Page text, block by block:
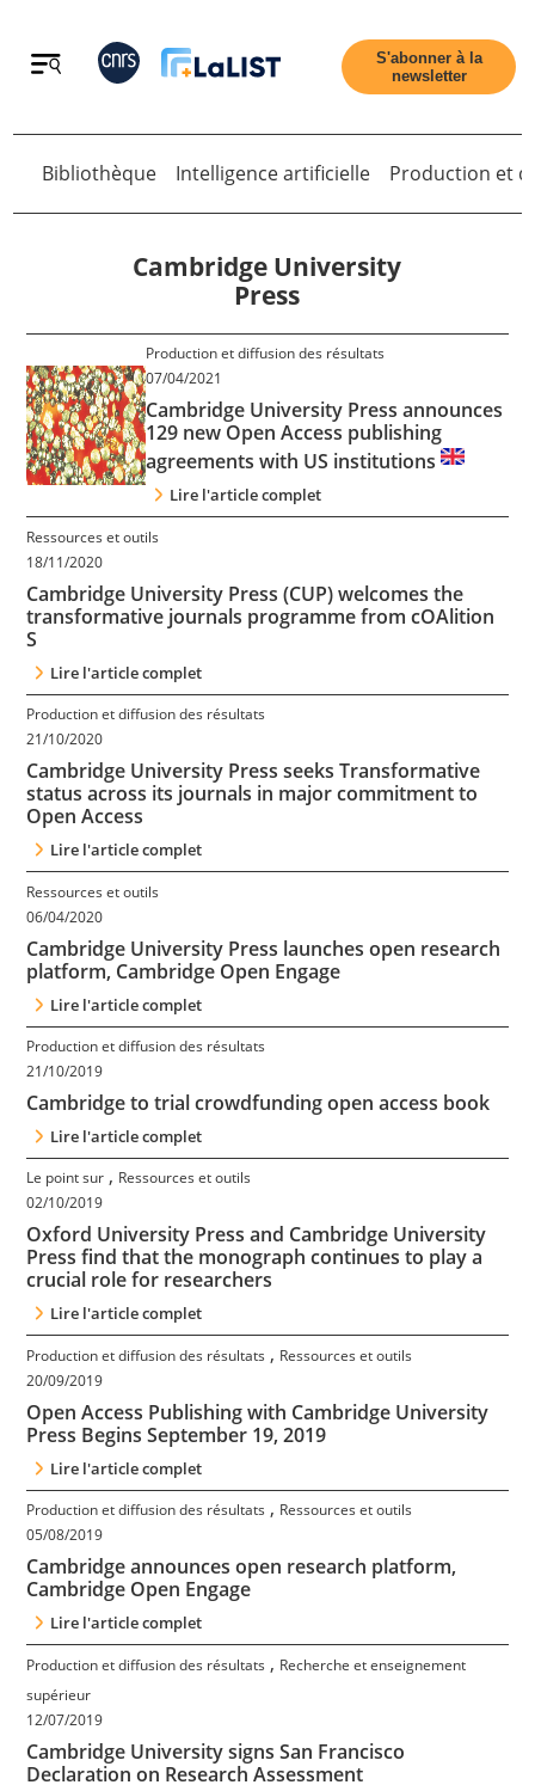
Retour
Tous les articles
Qui sommes nous ?
Contact
Nous suivre
S'abonner à la
newsletter
Bibliothèque Intelligence artificielle Production et
Cambridge University
Press
Production et diffusion des résultats
07/04/2021
Cambridge University Press announces
129 new Open Access publishing
agreements with US institutions
Lire l'article complet
Ressources et outils
18/11/2020
Cambridge University Press (CUP) welcomes the
transformative journals programme from cOAlition
S
Lire l'article complet
Production et diffusion des résultats
21/10/2020
Cambridge University Press seeks Transformative
status across its journals in major commitment to
Open Access
Lire l'article complet
Ressources et outils
06/04/2020
Cambridge University Press launches open research
platform, Cambridge Open Engage
Lire l'article complet
Production et diffusion des résultats
21/10/2019
Cambridge to trial crowdfunding open access book
Lire l'article complet
Le point sur , Ressources et outils
02/10/2019
Oxford University Press and Cambridge University
Press find that the monograph continues to play a
crucial role for researchers
Lire l'article complet
Production et diffusion des résultats , Ressources et outils
20/09/2019
Open Access Publishing with Cambridge University
Press Begins September 19, 2019
Lire l'article complet
Production et diffusion des résultats , Ressources et outils
05/08/2019
Cambridge announces open research platform,
Cambridge Open Engage
Lire l'article complet
Production et diffusion des résultats , Recherche et enseignement
supérieur
12/07/2019
Cambridge University signs San Francisco
Declaration on Research Assessment